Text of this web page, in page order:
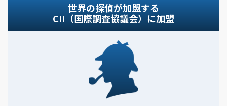
世界の探偵が加盟する
CII（国際調査協議会）に加盟